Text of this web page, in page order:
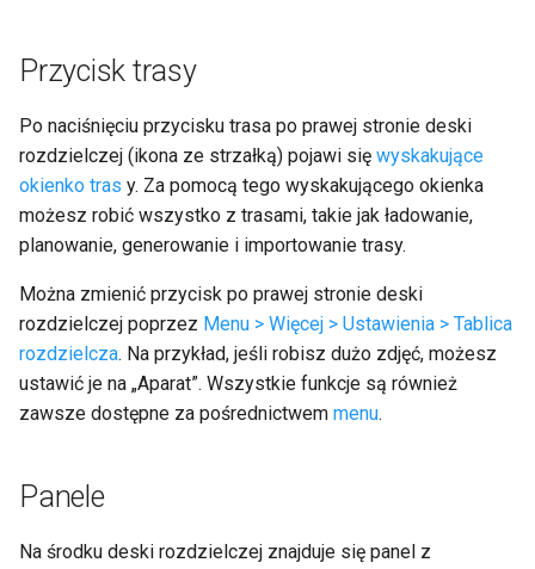
Przycisk trasy
Po naciśnięciu przycisku trasa po prawej stronie deski
rozdzielczej (ikona ze strzałką) pojawi się wyskakujące
okienko tras y. Za pomocą tego wyskakującego okienka
możesz robić wszystko z trasami, takie jak ładowanie,
planowanie, generowanie i importowanie trasy.
Można zmienić przycisk po prawej stronie deski
rozdzielczej poprzez Menu > Więcej > Ustawienia > Tablica
rozdzielcza. Na przykład, jeśli robisz dużo zdjęć, możesz
ustawić je na „Aparat”. Wszystkie funkcje są również
zawsze dostępne za pośrednictwem menu.
Panele
Na środku deski rozdzielczej znajduje się panel z